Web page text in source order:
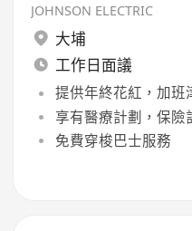
JOHNSON ELECTRIC
大埔
工作日面議
提供年終花紅，加班
享有醫療計劃，保險
免費穿梭巴士服務